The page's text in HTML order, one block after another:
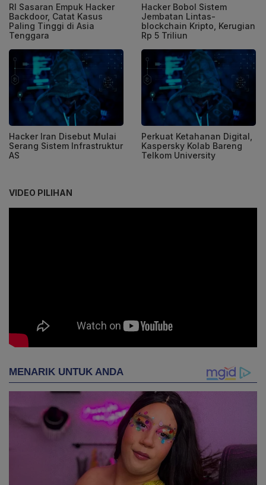
RI Sasaran Empuk Hacker
Backdoor, Catat Kasus
Paling Tinggi di Asia
Tenggara
Hacker Bobol Sistem
Jembatan Lintas-
blockchain Kripto, Kerugian
Rp 5 Triliun
Hacker Iran Disebut Mulai
Serang Sistem Infrastruktur
AS
Perkuat Ketahanan Digital,
Kaspersky Kolab Bareng
Telkom University
VIDEO PILIHAN